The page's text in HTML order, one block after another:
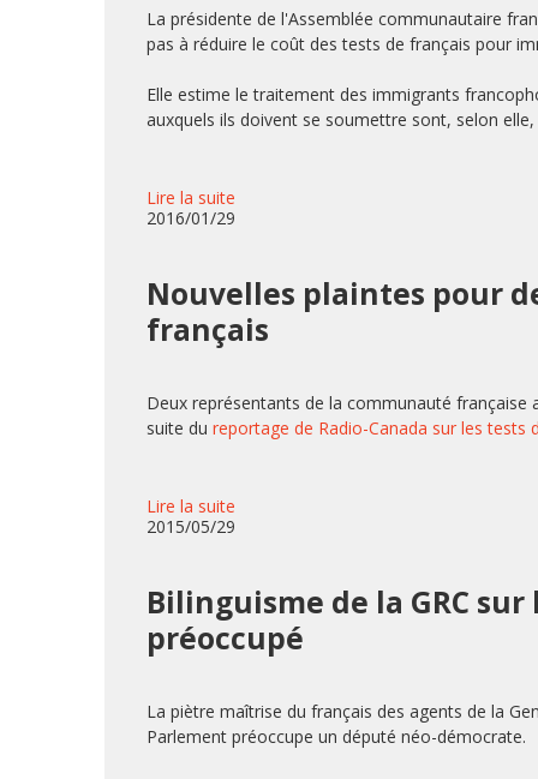
La présidente de l'Assemblée communautaire
pas à réduire le coût des tests de français pour
Elle estime le traitement des immigrants
auxquels ils doivent se soumettre sont, selon
Lire la suite
2016/01/29
Nouvelles plaintes pour
français
Deux représentants de la communauté
suite du reportage de Radio-Canada sur les tests
Lire la suite
2015/05/29
Bilinguisme de la GRC
préoccupé
La piètre maîtrise du français des agents de la
Parlement préoccupe un député néo-démocrate.